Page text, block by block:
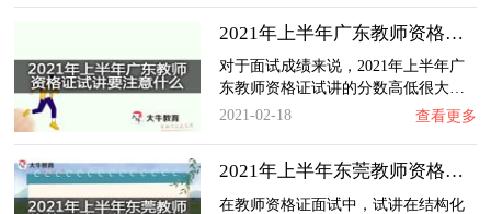
2021年上半年广东教师资格证试讲要注意什么？…
对于面试成绩来说，2021年上半年广
东教师资格证试讲的分数高低很大…
2021-02-18
查看更多
2021年上半年东莞教师资格面试试讲如何备考？…
在教师资格证面试中，试讲在结构化